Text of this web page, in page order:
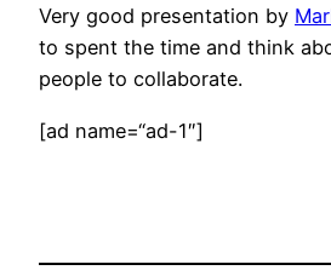
Very good presentation by
to spent the time and think
people to collaborate.
[ad name=“ad-1″]